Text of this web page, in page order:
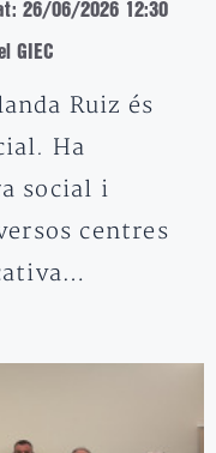
26/06/2026 12:30
GIEC
Ruiz és
Ha
social i
centres